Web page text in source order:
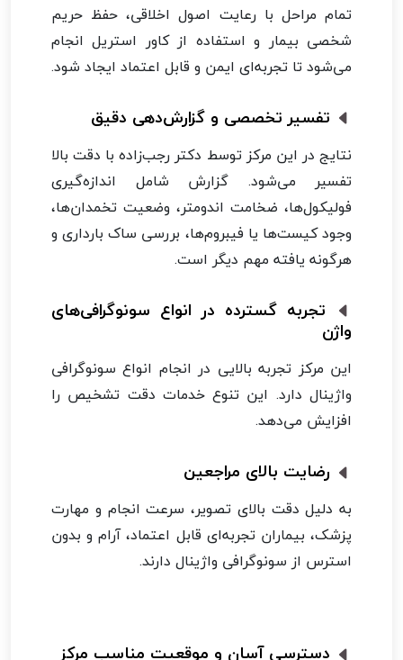
تمام مراحل با رعایت اصول اخلاقی، حفظ حریم
شخصی بیمار و استفاده از کاور استریل انجام
می‌شود تا تجربه‌ای ایمن و قابل اعتماد ایجاد شود.
تفسیر تخصصی و گزارش‌دهی دقیق
نتایج در این مرکز توسط دکتر رجب‌زاده با دقت بالا
تفسیر می‌شود. گزارش شامل اندازه‌گیری
فولیکول‌ها، ضخامت اندومتر، وضعیت تخمدان‌ها،
وجود کیست‌ها یا فیبروم‌ها، بررسی ساک بارداری و
هرگونه یافته مهم دیگر است.
تجربه گسترده در انواع سونوگرافی‌های
واژن
این مرکز تجربه بالایی در انجام انواع سونوگرافی
واژینال دارد. این تنوع خدمات دقت تشخیص را
افزایش می‌دهد.
رضایت بالای مراجعین
به دلیل دقت بالای تصویر، سرعت انجام و مهارت
پزشک، بیماران تجربه‌ای قابل اعتماد، آرام و بدون
استرس از سونوگرافی واژینال دارند.
دسترسی آسان و موقعیت مناسب مرکز